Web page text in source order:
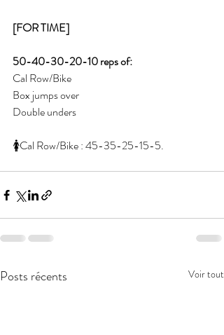
[FOR TIME]
50-40-30-20-10 reps of:
Cal Row/Bike
Box jumps over
Double unders
🚺Cal Row/Bike : 45-35-25-15-5.
Posts récents Voir tout